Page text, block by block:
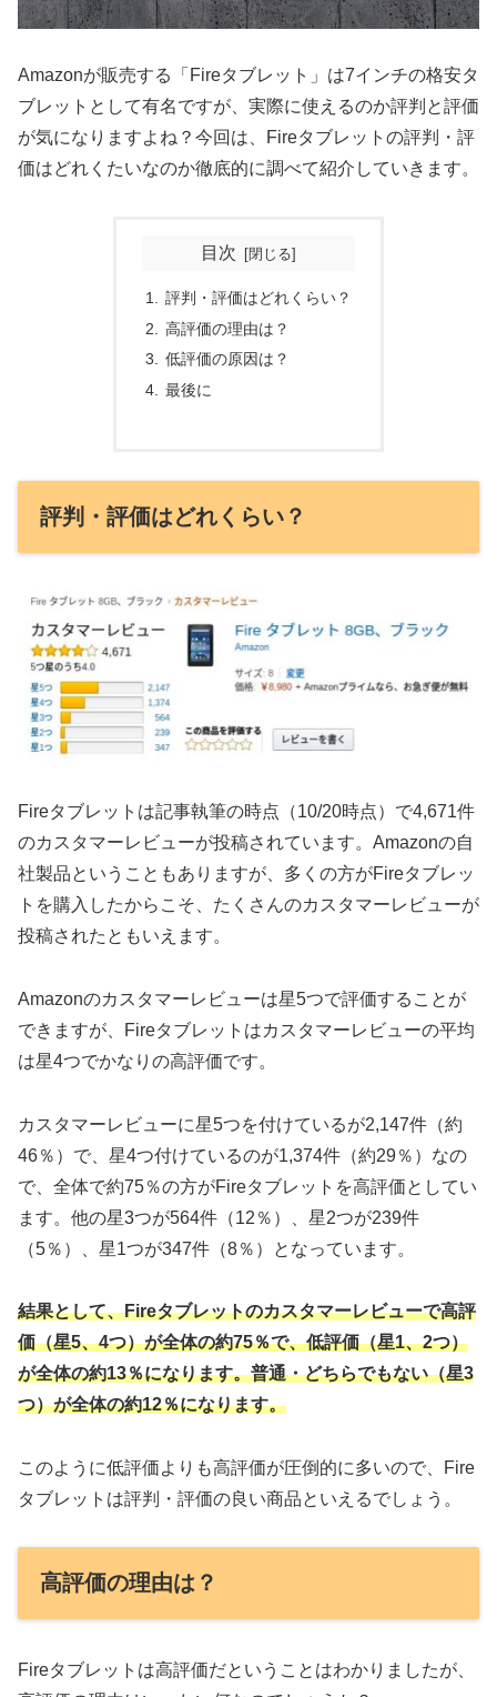
Amazonが販売する「Fireタブレット」は7インチの格安タ
ブレットとして有名ですが、実際に使えるのか評判と評価
が気になりますよね？今回は、Fireタブレットの評判・評
価はどれくたいなのか徹底的に調べて紹介していきます。
目次
評判・評価はどれくらい？
高評価の理由は？
低評価の原因は？
最後に
評判・評価はどれくらい？
Fireタブレットは記事執筆の時点（10/20時点）で4,671件
のカスタマーレビューが投稿されています。Amazonの自
社製品ということもありますが、多くの方がFireタブレッ
トを購入したからこそ、たくさんのカスタマーレビューが
投稿されたともいえます。
Amazonのカスタマーレビューは星5つで評価することが
できますが、Fireタブレットはカスタマーレビューの平均
は星4つでかなりの高評価です。
カスタマーレビューに星5つを付けているが2,147件（約
46％）で、星4つ付けているのが1,374件（約29％）なの
で、全体で約75％の方がFireタブレットを高評価としてい
ます。他の星3つが564件（12％）、星2つが239件
（5％）、星1つが347件（8％）となっています。
結果として、Fireタブレットのカスタマーレビューで高評
価（星5、4つ）が全体の約75％で、低評価（星1、2つ）
が全体の約13％になります。普通・どちらでもない（星3
つ）が全体の約12％になります。
このように低評価よりも高評価が圧倒的に多いので、Fire
タブレットは評判・評価の良い商品といえるでしょう。
高評価の理由は？
Fireタブレットは高評価だということはわかりましたが、